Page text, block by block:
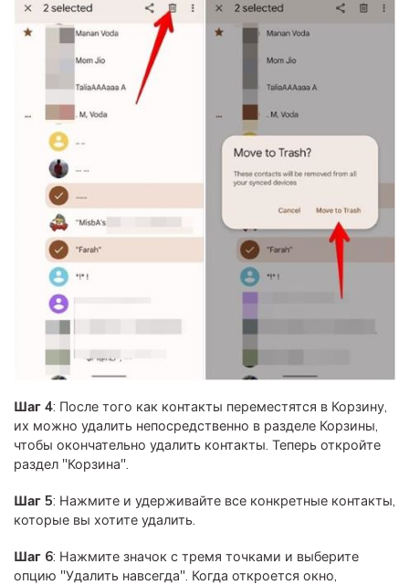
Шаг 4: После того как контакты переместятся в Корзину,
их можно удалить непосредственно в разделе Корзины,
чтобы окончательно удалить контакты. Теперь откройте
раздел "Корзина".
Шаг 5: Нажмите и удерживайте все конкретные контакты,
которые вы хотите удалить.
Шаг 6: Нажмите значок с тремя точками и выберите
опцию "Удалить навсегда". Когда откроется окно,